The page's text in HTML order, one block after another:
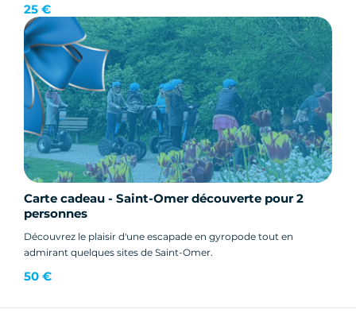
25 €
Carte cadeau - Saint-Omer découverte pour 2
personnes
Découvrez le plaisir d'une escapade en gyropode tout en
admirant quelques sites de Saint-Omer.
50 €